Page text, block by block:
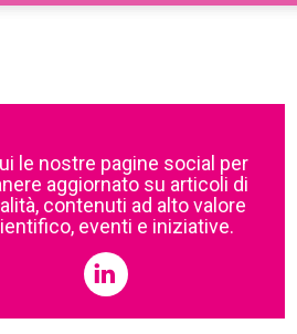
le nostre pagine social per
aggiornato su articoli di
contenuti ad alto valore
eventi e iniziative.